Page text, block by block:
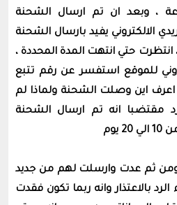
في خلال 72 ساعة ، وبعد ان تم ارسال الشحنة
الالكتروني يفيد بارسال الشحنة
حتي انتهت المدة المحددة ،
للموقع استفسر عن رقم تتبع
اعرف اين وصلت الشحنةولماذا لم
مقتضبا انه تم ارسال الشحنة
ثم عدت وارسلت لهم من جديد
بالاعتذار وانه ربما تكون فقدت